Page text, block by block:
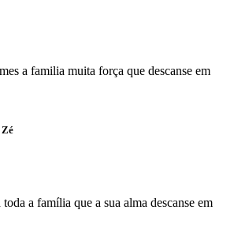
a familia muita força que descanse em
a família que a sua alma descanse em